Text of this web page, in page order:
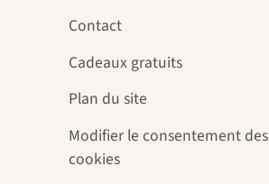
Contact
Cadeaux gratuits
Plan du site
Modifier le consentement des
cookies